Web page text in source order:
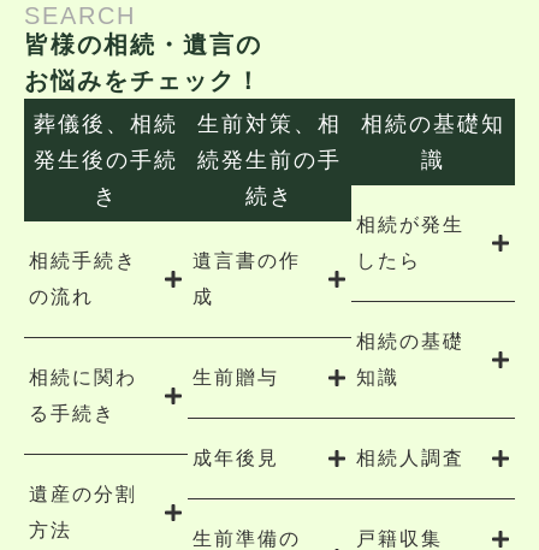
SEARCH
皆様の相続・遺言の
お悩みをチェック！
葬儀後、相続
発生後の手続
き
相続手続き
の流れ
相続に関わ
る手続き
遺産の分割
方法
生前対策、相
続発生前の手
続き
遺言書の作
成
生前贈与
成年後見
生前準備の
相続の基礎知
識
相続が発生
したら
相続の基礎
知識
相続人調査
戸籍収集